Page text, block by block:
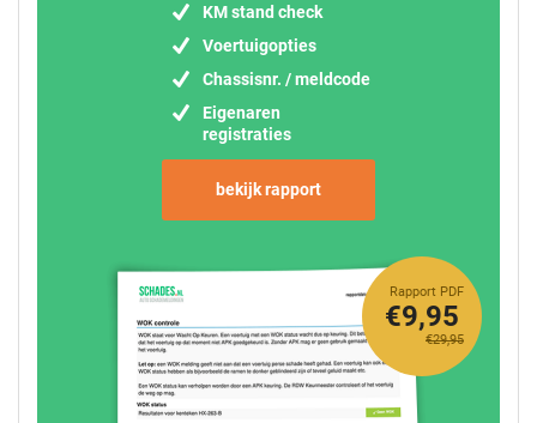
KM stand check
Voertuigopties
Chassisnr. / meldcode
Eigenaren
registraties
bekijk rapport
Rapport PDF
€29,95
€9,95